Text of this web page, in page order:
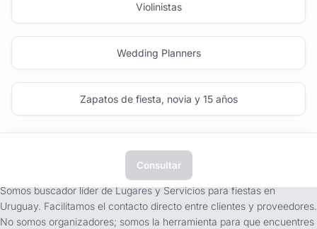
Violinistas
Wedding Planners
Zapatos de fiesta, novia y 15 años
Consultar
Somos buscador líder de Lugares y Servicios para fiestas en
Uruguay. Facilitamos el contacto directo entre clientes y proveedores.
No somos organizadores; somos la herramienta para que encuentres